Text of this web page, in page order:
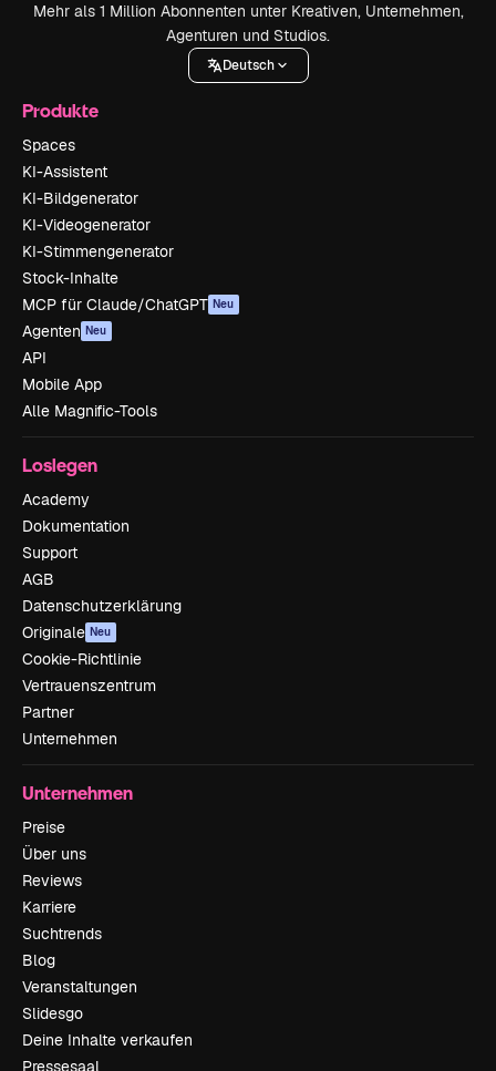
Mehr als 1 Million Abonnenten unter Kreativen, Unternehmen,
Agenturen und Studios.
Deutsch
Produkte
Spaces
KI-Assistent
KI-Bildgenerator
KI-Videogenerator
KI-Stimmengenerator
Stock-Inhalte
MCP für Claude/ChatGPT Neu
Agenten Neu
API
Mobile App
Alle Magnific-Tools
Loslegen
Academy
Dokumentation
Support
AGB
Datenschutzerklärung
Originale Neu
Cookie-Richtlinie
Vertrauenszentrum
Partner
Unternehmen
Unternehmen
Preise
Über uns
Reviews
Karriere
Suchtrends
Blog
Veranstaltungen
Slidesgo
Deine Inhalte verkaufen
Pressesaal